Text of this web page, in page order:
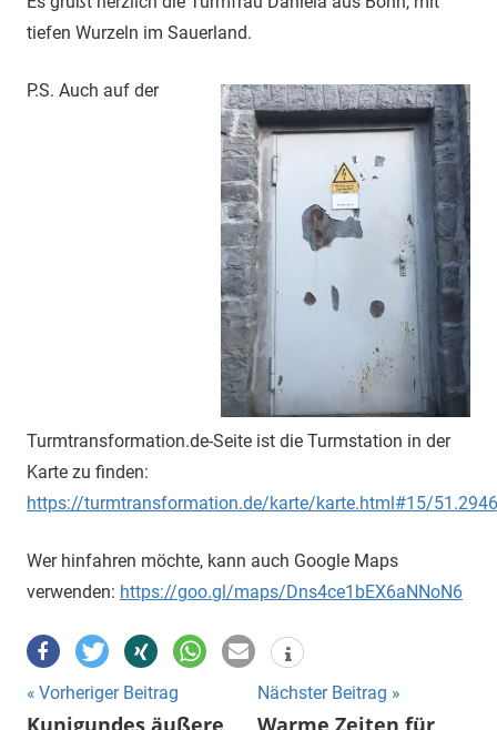
tiefen Wurzeln im Sauerland.
P.S. Auch auf der
Turmtransformation.de-Seite ist die Turmstation in der
Karte zu finden:
https://turmtransformation.de/karte/karte.html#15/
Wer hinfahren möchte, kann auch Google Maps
verwenden: https://goo.gl/maps/Dns4ce1bEX6aNNoN6
Beitragsnavigation
Vorheriger Beitrag
Kunigundes äußere
Nächster Beitrag
Warme Zeiten für